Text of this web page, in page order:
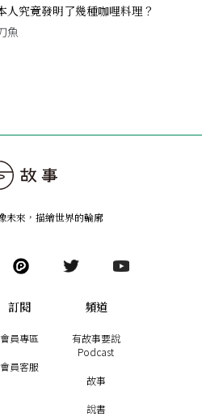
人究竟發明了幾種咖哩料理？
魚
未來 ， 描繪世界的輪廓
訂閱
會員專區
會員客服
頻道
有故事要說
Podcast
故事
說書